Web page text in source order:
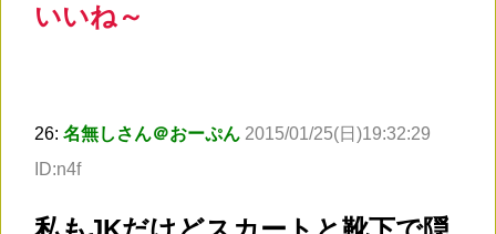
いいね～
26: 名無しさん＠おーぷん 2015/01/25(日)19:32:29
ID:n4f